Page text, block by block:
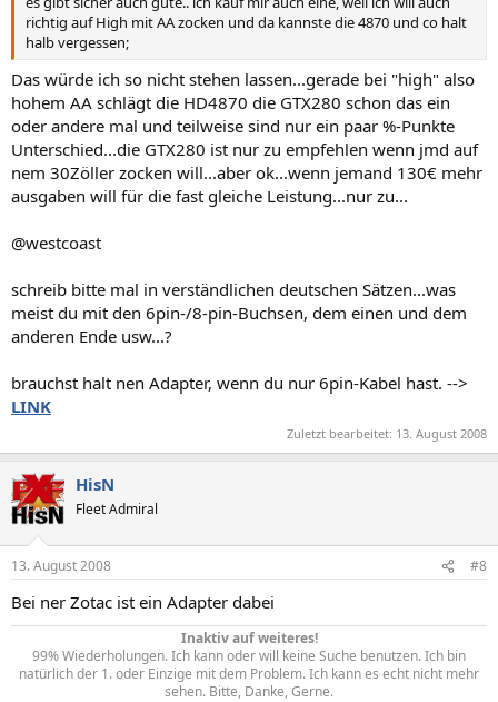
richtig auf High mit AA zocken und da kannste die 4870 und co halt
halb vergessen;
Das würde ich so nicht stehen lassen...gerade bei "high" also
hohem AA schlägt die HD4870 die GTX280 schon das ein
oder andere mal und teilweise sind nur ein paar %-Punkte
Unterschied...die GTX280 ist nur zu empfehlen wenn jmd auf
nem 30Zöller zocken will...aber ok...wenn jemand 130€ mehr
ausgaben will für die fast gleiche Leistung...nur zu...
@westcoast
schreib bitte mal in verständlichen deutschen Sätzen...was
meist du mit den 6pin-/8-pin-Buchsen, dem einen und dem
anderen Ende usw...?
brauchst halt nen Adapter, wenn du nur 6pin-Kabel hast. -->
LINK
Zuletzt bearbeitet: 13. August 2008
HisN
Fleet Admiral
13. August 2008 #8
Bei ner Zotac ist ein Adapter dabei
Inaktiv auf weiteres!
99% Wiederholungen. Ich kann oder will keine Suche benutzen. Ich bin
natürlich der 1. oder Einzige mit dem Problem. Ich kann es echt nicht mehr
sehen. Bitte, Danke, Gerne.​